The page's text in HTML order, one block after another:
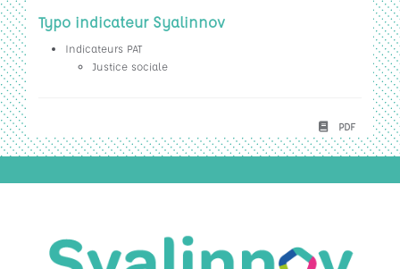
Typo indicateur Syalinnov
Indicateurs PAT
Justice sociale
PDF